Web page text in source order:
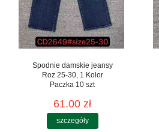
Spodnie damskie jeansy
Roz 25-30, 1 Kolor
Paczka 10 szt
61.00 zł
szczegóły